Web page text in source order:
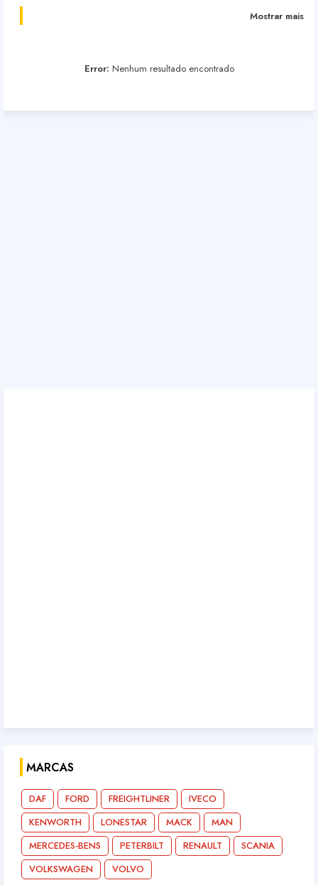
Mostrar mais
Error: Nenhum resultado encontrado
MARCAS
DAF FORD FREIGHTLINER
IVECO
KENWORTH
LONESTAR MACK
MAN
MERCEDES-BENS
PETERBILT RENAULT
SCANIA
VOLKSWAGEN
VOLVO